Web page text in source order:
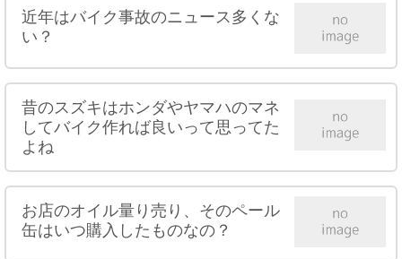
近年はバイク事故のニュース多くな
い？
昔のスズキはホンダやヤマハのマネ
してバイク作れば良いって思ってた
よね
お店のオイル量り売り、そのペール
缶はいつ購入したものなの？